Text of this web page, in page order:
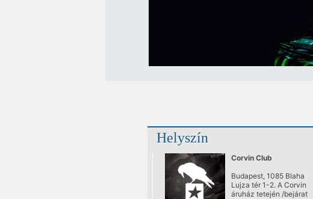
Helyszín
Corvin Club
Budapest, 1085 Blaha
Lujza tér 1-2. A Corvin
áruház tetején /bejárat